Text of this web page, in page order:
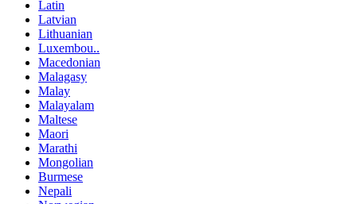
Latin
Latvian
Lithuanian
Luxembou..
Macedonian
Malagasy
Malay
Malayalam
Maltese
Maori
Marathi
Mongolian
Burmese
Nepali